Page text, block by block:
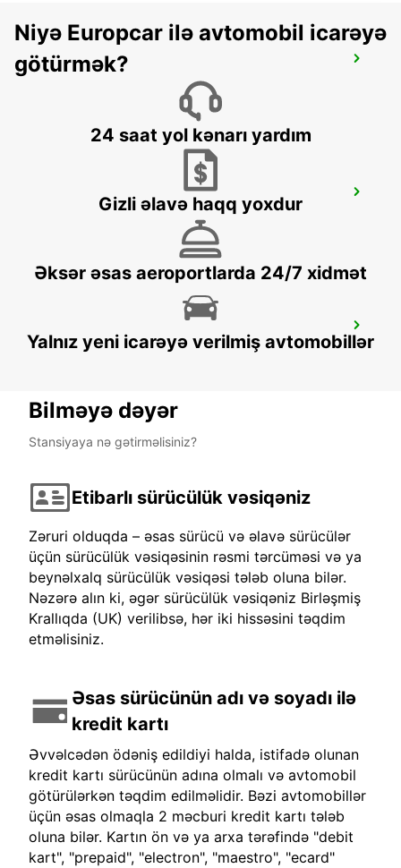
GERONA RENFE
GERONA AIRPORT
VILOBÍ D'ONYAR - SPAIN
CASTRES AEROPORT
LABRUGUIERE - FRANCE
Niyə Europcar ilə avtomobil icarəyə
götürmək?
24 saat yol kənarı yardım
Gizli əlavə haqq yoxdur
Əksər əsas aeroportlarda 24/7 xidmət
Yalnız yeni icarəyə verilmiş avtomobillər
Bilməyə dəyər
Stansiyaya nə gətirməlisiniz?
Etibarlı sürücülük vəsiqəniz
Zəruri olduqda – əsas sürücü və əlavə sürücülər
üçün sürücülük vəsiqəsinin rəsmi tərcüməsi və ya
beynəlxalq sürücülük vəsiqəsi tələb oluna bilər.
Nəzərə alın ki, əgər sürücülük vəsiqəniz Birləşmiş
Krallıqda (UK) verilibsə, hər iki hissəsini təqdim
etməlisiniz.
Əsas sürücünün adı və soyadı ilə
kredit kartı
Əvvəlcədən ödəniş edildiyi halda, istifadə olunan
kredit kartı sürücünün adına olmalı və avtomobil
götürülərkən təqdim edilməlidir. Bəzi avtomobillər
üçün əsas olmaqla 2 məcburi kredit kartı tələb
oluna bilər. Kartın ön və ya arxa tərəfində "debit
kart", "prepaid", "electron", "maestro", "ecard"